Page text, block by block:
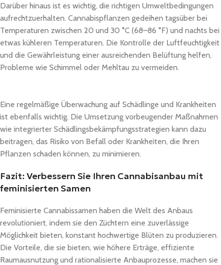
Darüber hinaus ist es wichtig, die richtigen Umweltbedingungen
aufrechtzuerhalten. Cannabispflanzen gedeihen tagsüber bei
Temperaturen zwischen 20 und 30 °C (68–86 °F) und nachts bei
etwas kühleren Temperaturen. Die Kontrolle der Luftfeuchtigkeit
und die Gewährleistung einer ausreichenden Belüftung helfen,
Probleme wie Schimmel oder Mehltau zu vermeiden.
Eine regelmäßige Überwachung auf Schädlinge und Krankheiten
ist ebenfalls wichtig. Die Umsetzung vorbeugender Maßnahmen
wie integrierter Schädlingsbekämpfungsstrategien kann dazu
beitragen, das Risiko von Befall oder Krankheiten, die Ihren
Pflanzen schaden können, zu minimieren.
Fazit: Verbessern Sie Ihren Cannabisanbau mit
feminisierten Samen
Feminisierte Cannabissamen haben die Welt des Anbaus
revolutioniert, indem sie den Züchtern eine zuverlässige
Möglichkeit bieten, konstant hochwertige Blüten zu produzieren.
Die Vorteile, die sie bieten, wie höhere Erträge, effiziente
Raumausnutzung und rationalisierte Anbauprozesse, machen sie